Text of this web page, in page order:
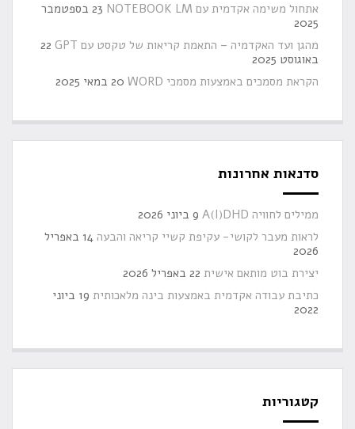
אתחול משימה אקדמית עם NOTEBOOK LM
23 בספטמבר
2025
מהגן ועד האקדמיה – התאמת קריאות של טקסט עם GPT
22
באוגוסט 2025
הקראת מסמכים באמצעות מסמכי WORD
20 במאי 2025
סדנאות אחרונות
ממילים לחוויה A(I)DHD
9 ביוני 2026
לראות מעבר לקושי- עקיפת קשיי קריאה והבעה
14 באפריל
2026
יצירת בוט מותאם אישית 22 באפריל 2026
כתיבת עבודה אקדמית באמצעות בינה מלאכותית
19 ביוני
2022
קטגוריות